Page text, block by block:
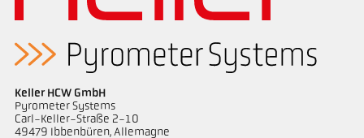
Rapport d'application Fours de combustion
Keller HCW GmbH
Pyrometer Systems
Carl-Keller-Straße 2-10
49479 Ibbenbüren, Allemagne